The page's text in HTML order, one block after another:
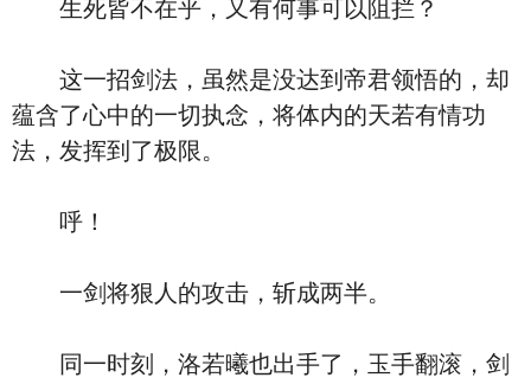
生死皆不在乎，又有何事可以阻拦？
这一招剑法，虽然是没达到帝君领悟的，却
蕴含了心中的一切执念，将体内的天若有情功
法，发挥到了极限。
呼！
一剑将狠人的攻击，斩成两半。
同一时刻，洛若曦也出手了，玉手翻滚，剑